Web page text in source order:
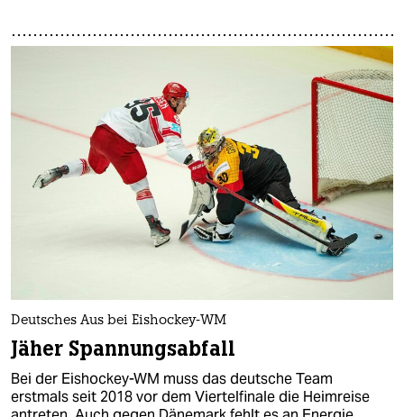
Deutsches Aus bei Eishockey-WM
Jäher Spannungsabfall
Bei der Eishockey-WM muss das deutsche Team
erstmals seit 2018 vor dem Viertelfinale die Heimreise